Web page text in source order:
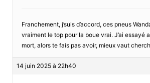
Franchement, j’suis d’accord, ces pneus
vraiment le top pour la boue vrai. J’ai essayé
mort, alors te fais pas avoir, mieux vaut
14 juin 2025 à 22h40